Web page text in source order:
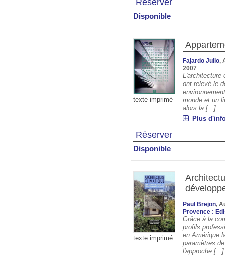
Réserver
Disponible
texte imprimé
Fajardo Julio,
2007
L'architecture
ont relevé le
monde et un
alors la [...]
Plus
Réserver
Disponible
texte imprimé
Paul Brejon,
Provence :
Grâce à la
profils
en Amérique
paramètres
l'approche [...]